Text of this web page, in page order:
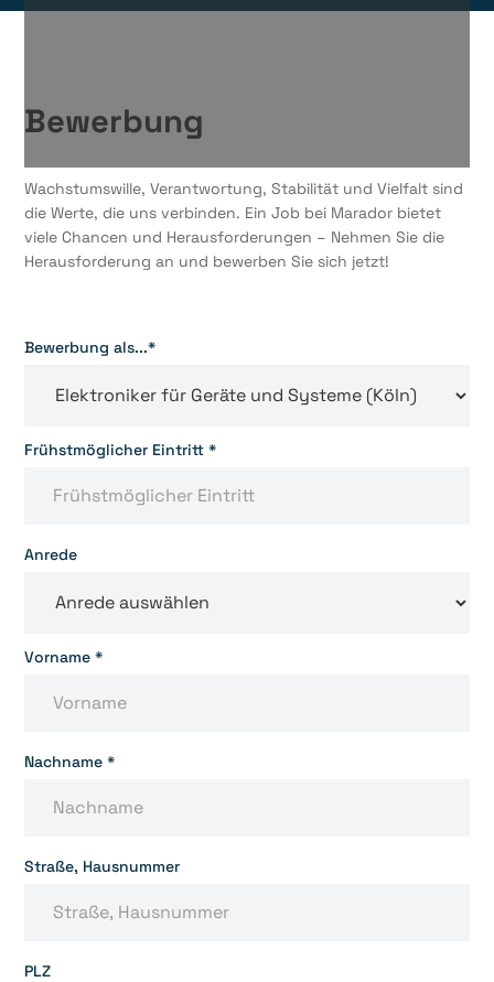
Bewerbung
Wachstumswille, Verantwortung, Stabilität und Vielfalt sind
die Werte, die uns verbinden. Ein Job bei Marador bietet
viele Chancen und Herausforderungen – Nehmen Sie die
Herausforderung an und bewerben Sie sich jetzt!
Bewerbung als...*
Frühstmöglicher Eintritt *
Anrede
Vorname *
Nachname *
Straße, Hausnummer
PLZ